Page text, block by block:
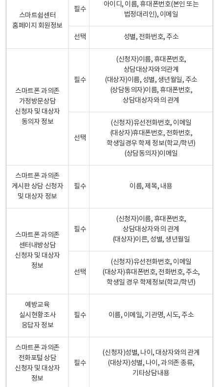
스마트쉼센터
홈페이지 회원정보
필수
아이디, 이름, 휴대폰번호(본인 또는
법정대리인), 이메일
선택 성별, 전화번호, 주소
스마트폰 과의존
가정방문상담
신청자 및 대상자
동의자 정보
필수
(신청자)이름, 휴대폰번호,
상담대상자와의관계
(대상자)이름, 성별, 생년월일, 주소
(상담동의자)이름, 휴대폰번호,
상담대상자와의 관계
선택
(신청자)유선전화번호, 이메일
(대상자)휴대폰번호, 전화번호,
학생일경우 학제 정보(학교/학년)
(상담동의자)이메일
스마트폰 과의존
게시판 상담 신청자
및 대상자 정보
필수 이름, 제목, 내용
스마트폰 과의존
센터내방상담
신청자 및 대상자
정보
필수
(신청자)이름, 휴대폰번호,
상담대상자와의 관계
(대상자)이른, 성별, 생년월일
선택
(신청자)유선전화번호, 이메일
(대상자)휴대폰번호, 전화번호, 주소,
학생일 경우 학제정보(학교/학년)
예방교육
실시현황조사
응답자 정보
필수 이름, 이메일, 기관명, 시도, 주소
스마트폰 과의존
전화포털 상담
신청자 및 대상자
정보
필수
(신청자)성별, 나이, 대상자와의 관계
(대상자)성별, 나이, 과의존 종류,
기타상담내용